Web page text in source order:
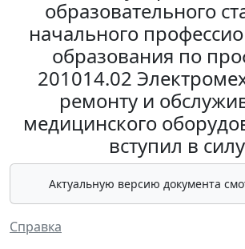
образовательного
начального
образования по
201014.02
ремонту и
медицинского
вступил в
Актуальную версию документа
Справка